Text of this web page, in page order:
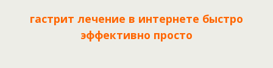
гастрит лечение в интернете быстро
эффективно просто